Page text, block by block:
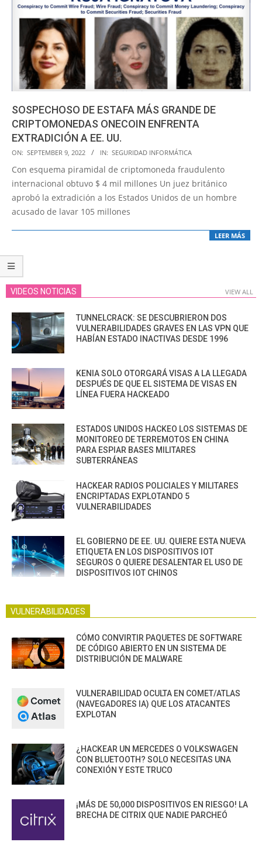
SOSPECHOSO DE ESTAFA MÁS GRANDE DE
CRIPTOMONEDAS ONECOIN ENFRENTA
EXTRADICIÓN A EE. UU.
2022-
09-
09
ON: SEPTEMBER 9, 2022 IN: SEGURIDAD INFORMÁTICA
Con esquema piramidal de criptomoneda fraudulento
internacional obtuvo $ 4 mil millones Un juez británico
aprobó la extradición a los Estados Unidos de un hombre
acusado de lavar 105 millones
LEER MÁS
VIDEOS NOTICIAS VIEW ALL
TUNNELCRACK: SE DESCUBRIERON DOS
VULNERABILIDADES GRAVES EN LAS VPN QUE
HABÍAN ESTADO INACTIVAS DESDE 1996
KENIA SOLO OTORGARÁ VISAS A LA LLEGADA
DESPUÉS DE QUE EL SISTEMA DE VISAS EN
LÍNEA FUERA HACKEADO
ESTADOS UNIDOS HACKEO LOS SISTEMAS DE
MONITOREO DE TERREMOTOS EN CHINA
PARA ESPIAR BASES MILITARES
SUBTERRÁNEAS
HACKEAR RADIOS POLICIALES Y MILITARES
ENCRIPTADAS EXPLOTANDO 5
VULNERABILIDADES
EL GOBIERNO DE EE. UU. QUIERE ESTA NUEVA
ETIQUETA EN LOS DISPOSITIVOS IOT
SEGUROS O QUIERE DESALENTAR EL USO DE
DISPOSITIVOS IOT CHINOS
VULNERABILIDADES
CÓMO CONVIRTIR PAQUETES DE SOFTWARE
DE CÓDIGO ABIERTO EN UN SISTEMA DE
DISTRIBUCIÓN DE MALWARE
VULNERABILIDAD OCULTA EN COMET/ATLAS
(NAVEGADORES IA) QUE LOS ATACANTES
EXPLOTAN
¿HACKEAR UN MERCEDES O VOLKSWAGEN
CON BLUETOOTH? SOLO NECESITAS UNA
CONEXIÓN Y ESTE TRUCO
¡MÁS DE 50,000 DISPOSITIVOS EN RIESGO! LA
BRECHA DE CITRIX QUE NADIE PARCHEÓ